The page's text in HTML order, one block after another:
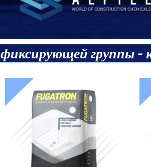
группы -